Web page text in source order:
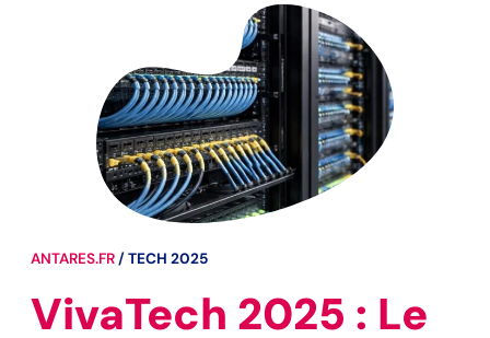
ANTARES.FR/TECH 2025
VivaTech 2025 : Le